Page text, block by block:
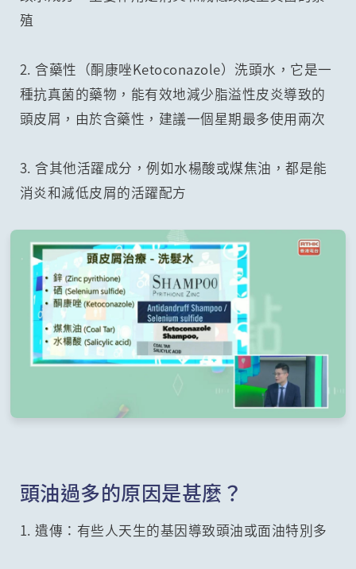
殖
2. 含藥性（酮康唑Ketoconazole）洗頭水，它是一
種抗真菌的藥物，能有效地減少脂溢性皮炎導致的
頭皮屑，由於含藥性，建議一個星期最多使用兩次
3. 含其他活躍成分，例如水楊酸或煤焦油，都是能
消炎和減低皮屑的活躍配方
頭油過多的原因是甚麼？
1. 遺傳：有些人天生的基因導致頭油或面油特別多